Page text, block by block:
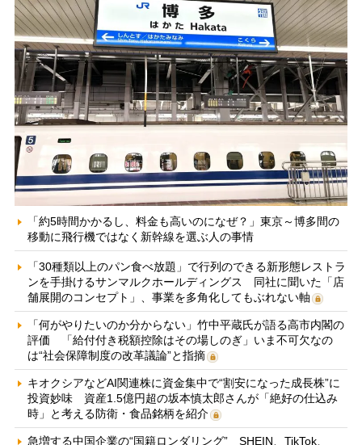
「約5時間かかるし、料金も高いのになぜ？」東京～博多間の
移動に飛行機ではなく新幹線を選ぶ人の事情
「30種類以上のパン食べ放題」で行列のできる新形態レストラ
ンを手掛けるサンマルクホールディングス 同社に聞いた「店
舗展開のコンセプト」、事業を多角化してもぶれない軸
「何がやりたいのか分からない」竹中平蔵氏が語る高市内閣の
評価 「給付付き税額控除はその場しのぎ」いま不可欠なの
は“社会保障制度の改革議論”と指摘
キオクシアなどAI関連株に資金集中で“割安になった成長株”に
投資妙味 資産1.5億円超の坂本慎太郎さんが「絶好の仕込み
時」と考える防衛・食品銘柄を紹介
急増する中国企業の“国籍ロンダリング” SHEIN、TikTok、